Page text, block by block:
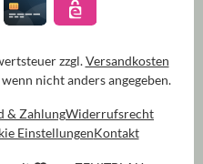
zzgl.Versandkosten
nicht anders angegeben.
& ZahlungWiderrufsrecht
EinstellungenKontakt